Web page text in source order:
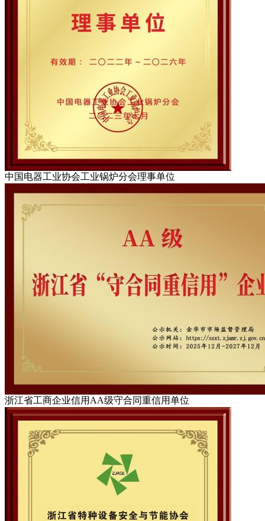
中国电器工业协会工业锅炉分会理事单位
浙江省工商企业信用AA级守合同重信用单位